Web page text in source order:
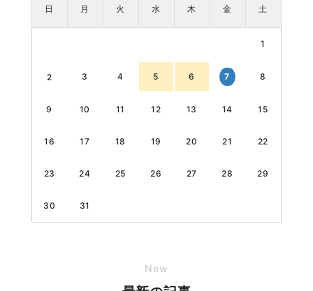
日 月 火 水 木 金 土
1
2 3 4 5 6 7 8
9 10 11 12 13 14 15
16 17 18 19 20 21 22
23 24 25 26 27 28 29
30 31
New